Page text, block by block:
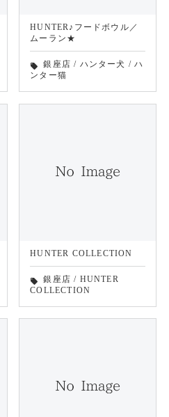
HUNTER♪フードボウル／
ムーラン★
local_offer 銀座店 / ハンター犬 /ハ
ンター猫
HUNTER COLLECTION
local_offer 銀座店 / HUNTER
COLLECTION